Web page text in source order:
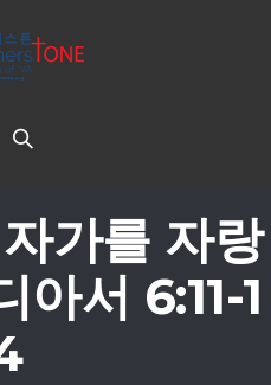
가를 자랑
아서 6:11-1